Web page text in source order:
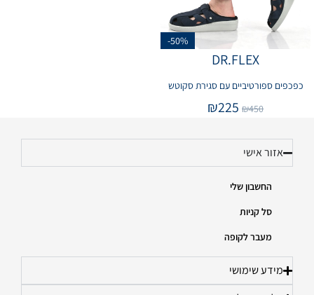
-50%
DR.FLEX
כפכפים ספורטיביים עם סגירת סקוטש
₪450
₪225
אזור אישי
החשבון שלי
סל קניות
מעבר לקופה
מידע שימושי